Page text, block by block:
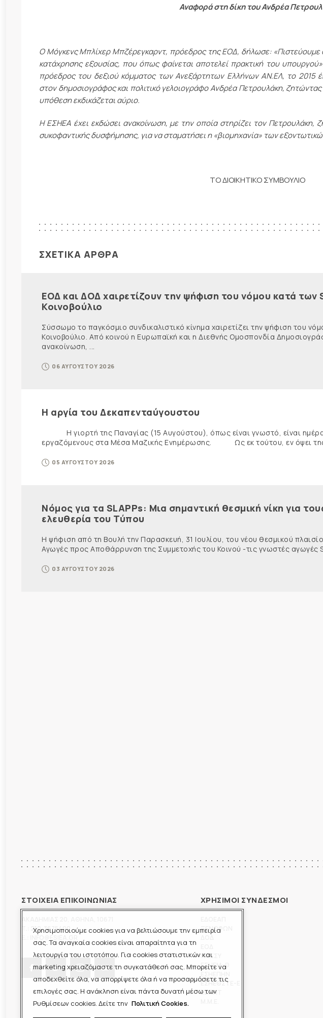
Χρησιμοποιούμε cookies για να βελτιώσουμε την εμπειρία
σας. Τα αναγκαία cookies είναι απαραίτητα για τη
λειτουργία του ιστοτόπου. Για cookies στατιστικών και
marketing χρειαζόμαστε τη συγκατάθεσή σας. Μπορείτε να
αποδεχθείτε όλα, να απορρίψετε όλα ή να προσαρμόσετε τις
επιλογές σας. Η ανάκληση είναι πάντα δυνατή μέσω των
Ρυθμίσεων cookies. Δείτε την Πολιτική Cookies.
Αναφορά στη δίκη του Ανδρέα
Ο Μόγκενς Μπλίχερ Μπζέρεγκαρντ, πρόεδρος της ΕΟΔ, δήλωσε: «Πιστεύουμε
κατάχρησης εξουσίας, που όπως φαίνεται αποτελεί πρακτική του
πρόεδρος του δεξιού κόμματος των Ανεξάρτητων Ελλήνων ΑΝ.ΕΛ, το 2015
στον δημοσιογράφος και πολιτικό γελοιογράφο Ανδρέα Πετρουλάκη,
υπόθεση εκδικάζεται αύριο.
Η ΕΣΗΕΑ έχει εκδώσει ανακοίνωση, με την οποία στηρίζει τον
συκοφαντικής δυσφήμησης, για να σταματήσει η «βιομηχανία» των
ΤΟ ΔΙΟΙΚΗΤΙΚΟ ΣΥΜΒΟΥΛΙΟ
ΣΧΕΤΙΚΑ ΑΡΘΡΑ
ΕΟΔ και ΔΟΔ χαιρετίζουν την ψήφιση του νόμου κατά των
Κοινοβούλιο
Σύσσωμο το παγκόσμιο συνδικαλιστικό κίνημα χαιρετίζει την ψήφιση του
Κοινοβούλιο. Από κοινού η Ευρωπαϊκή και η Διεθνής Ομοσπονδία
ανακοίνωση, ...
06 ΑΥΓΟΥΣΤΟΥ 2026
Η αργία του Δεκαπενταύγουστου
Η γιορτή της Παναγίας (15 Αυγούστου), όπως είναι γνωστό, είναι ημέρα
εργαζόμενους στα Μέσα Μαζικής Ενημέρωσης. Ως εκ τούτου, εν όψει της
05 ΑΥΓΟΥΣΤΟΥ 2026
Νόμος για τα SLAPPs: Μια σημαντική θεσμική νίκη για
ελευθερία του Τύπου
Η ψήφιση από τη Βουλή την Παρασκευή, 31 Ιουλίου, του νέου θεσμικού
Αγωγές προς Αποθάρρυνση της Συμμετοχής του Κοινού -τις γνωστές αγωγές
03 ΑΥΓΟΥΣΤΟΥ 2026
ΣΤΟΙΧΕΙΑ ΕΠΙΚΟΙΝΩΝΙΑΣ
210-3675400
ΧΡΗΣΙΜΟΙ ΣΥΝΔΕΣΜΟΙ
ΞΕΝΟΦΩΝ
ΠΟΕΣΥ
ΕΣΗΕΜ-Θ
ΕΣΗΕΘΣΤΕ-Ε
ΕΣΠΗΤ